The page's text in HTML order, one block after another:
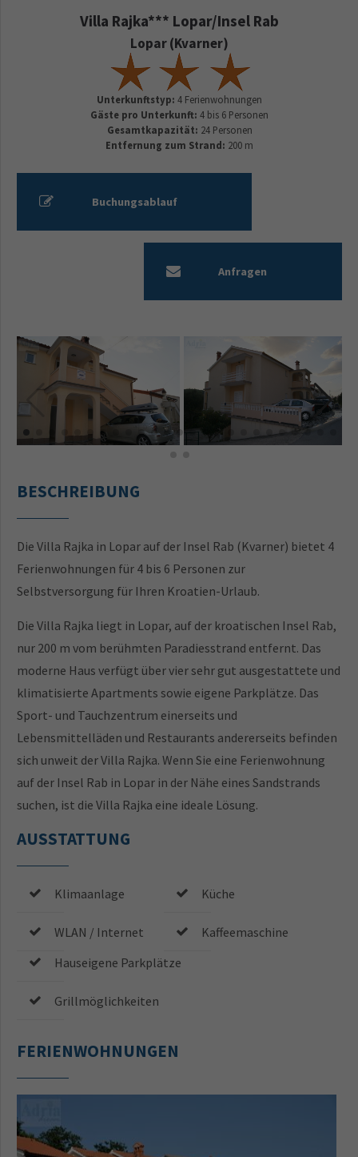
Villa Rajka*** Lopar/Insel Rab
Lopar (Kvarner)
Unterkunftstyp: 4 Ferienwohnungen
Gäste pro Unterkunft: 4 bis 6 Personen
Gesamtkapazität: 24 Personen
Entfernung zum Strand: 200 m
Buchungsablauf
Anfragen
BESCHREIBUNG
Die Villa Rajka in Lopar auf der Insel Rab (Kvarner) bietet 4
Ferienwohnungen für 4 bis 6 Personen zur
Selbstversorgung für Ihren Kroatien-Urlaub.
Die Villa Rajka liegt in Lopar, auf der kroatischen Insel Rab,
nur 200 m vom berühmten Paradiesstrand entfernt. Das
moderne Haus verfügt über vier sehr gut ausgestattete und
klimatisierte Apartments sowie eigene Parkplätze. Das
Sport- und Tauchzentrum einerseits und
Lebensmittelläden und Restaurants andererseits befinden
sich unweit der Villa Rajka. Wenn Sie eine Ferienwohnung
auf der Insel Rab in Lopar in der Nähe eines Sandstrands
suchen, ist die Villa Rajka eine ideale Lösung.
AUSSTATTUNG
Klimaanlage
WLAN / Internet
Küche
Kaffeemaschine
Hauseigene Parkplätze
Grillmöglichkeiten
FERIENWOHNUNGEN